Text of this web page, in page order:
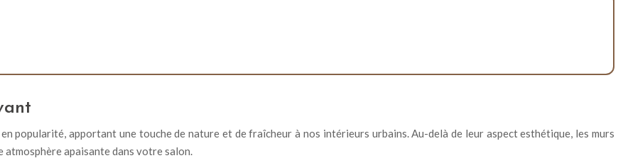
popularité, apportant une touche de nature et de fraîcheur à nos intérieurs urbains. Au-delà de leur aspect esthétique, les murs
atmosphère apaisante dans votre salon.